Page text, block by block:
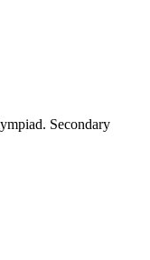
Secondary